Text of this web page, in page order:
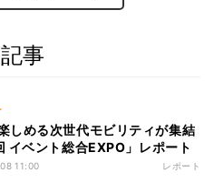
事
しめる次世代モビリティが集結
イベント総合EXPO」レポート
11:00 レポート